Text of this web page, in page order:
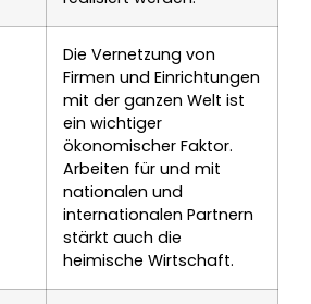
Die Vernetzung von
Firmen und Einrichtungen
mit der ganzen Welt ist
ein wichtiger
ökonomischer Faktor.
Arbeiten für und mit
nationalen und
internationalen Partnern
stärkt auch die
heimische Wirtschaft.